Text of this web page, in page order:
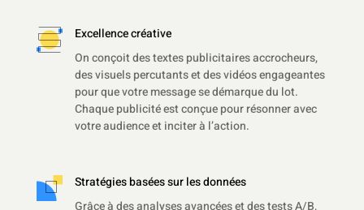
Excellence créative
On conçoit des textes publicitaires accrocheurs,
des visuels percutants et des vidéos engageantes
pour que votre message se démarque du lot.
Chaque publicité est conçue pour résonner avec
votre audience et inciter à l’action.
Stratégies basées sur les données
Grâce à des analyses avancées et des tests A/B,